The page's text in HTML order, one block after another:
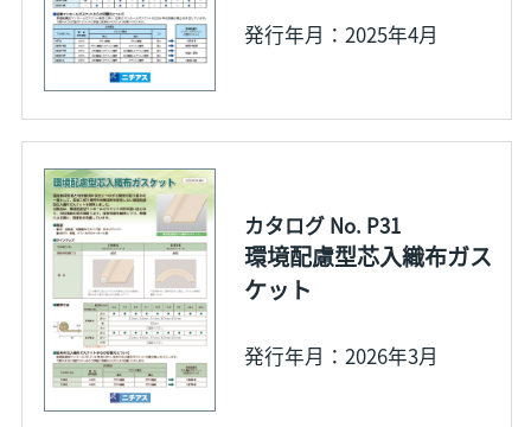
発行年月：2025年4月
カタログ No. P31
環境配慮型芯入織布ガス
ケット
発行年月：2026年3月